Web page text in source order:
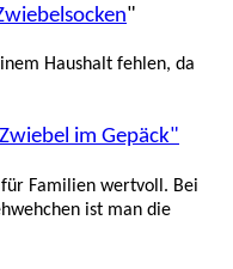
"
Haushalt fehlen, da
im Gepäck"
Familien wertvoll. Bei
ist man die